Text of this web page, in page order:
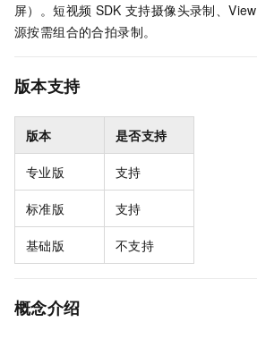
屏）。短视频 SDK 支持摄像头录制、View
源按需组合的合拍录制。
版本支持
版本 是否支持
专业版 支持
标准版 支持
基础版 不支持
概念介绍